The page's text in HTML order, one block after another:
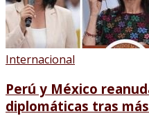
Internacional
Perú y México
diplomáticas tras